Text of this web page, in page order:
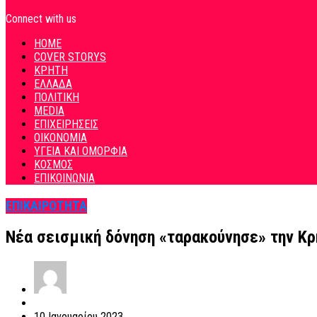
Connect with us
HOME
COVER STORYS
ΚΡΗΤΗ
ΕΛΛΑΔΑ
ΠΟΛΙΤΙΚΗ
MEDIA
ΕΠΙΧΕΙΡΗΣΕΙΣ
ΟΙΚΟΝΟΜΙΑ
ΥΓΕΙΑ ΚΑΙ ΟΜΟΡΦΙΑ
ΚΟΣΜΟΣ
ΕΠΙΚΟΙΝΩΝΙΑ
ΕΠΙΚΑΙΡΟΤΗΤΑ
Νέα σεισμική δόνηση «ταρακούνησε» την